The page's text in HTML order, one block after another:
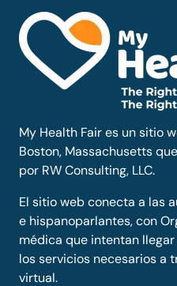
My Health Fair es un sitio
Boston, Massachusetts
por RW Consulting, LLC.
El sitio web conecta a las
e hispanoparlantes, con
médica que intentan
los servicios necesarios a
virtual.